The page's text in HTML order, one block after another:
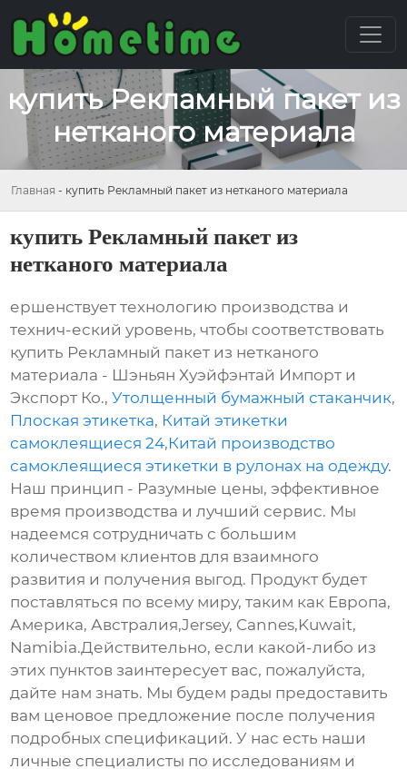
купить Рекламный пакет из
нетканого материала
Главная - купить Рекламный пакет из нетканого материала
купить Рекламный пакет из
нетканого материала
ершенствует технологию производства и
технич-еский уровень, чтобы соответствовать
купить Рекламный пакет из нетканого
материала - Шэньян Хуэйфэнтай Импорт и
Экспорт Ко.,Утолщенный бумажный стаканчик,
Плоская этикетка, Китай этикетки
самоклеящиеся 24,Китай производство
самоклеящиеся этикетки в рулонах на одежду.
Наш принцип - Разумные цены, эффективное
время производства и лучший сервис. Мы
надеемся сотрудничать с большим
количеством клиентов для взаимного
развития и получения выгод. Продукт будет
поставляться по всему миру, таким как Европа,
Америка, Австралия,Jersey, Cannes,Kuwait,
Namibia.Действительно, если какой-либо из
этих пунктов заинтересует вас, пожалуйста,
дайте нам знать. Мы будем рады предоставить
вам ценовое предложение после получения
подробных спецификаций. У нас есть наши
личные специалисты по исследованиям и